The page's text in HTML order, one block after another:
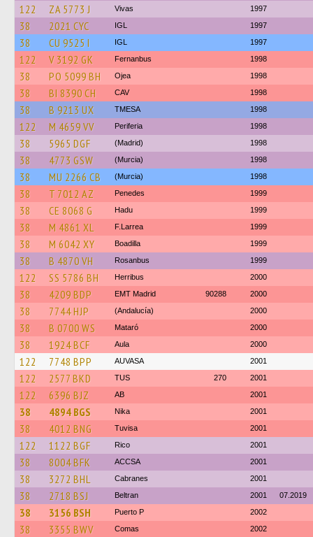
122 ZA 5773 J Vivas 1997
38 2021 CYC IGL 1997
38 CU 9525 I IGL 1997
122 V 3192 GK Fernanbus 1998
38 PO 5099 BH Ojea 1998
38 BI 8390 CH CAV 1998
38 B 9213 UX TMESA 1998
122 M 4659 VV Periferia 1998
38 5965 DGF (Madrid) 1998
38 4773 GSW (Murcia) 1998
38 MU 2266 CB (Murcia) 1998
38 T 7012 AZ Penedes 1999
38 CE 8068 G Hadu 1999
38 M 4861 XL F.Larrea 1999
38 M 6042 XY Boadilla 1999
38 B 4870 VH Rosanbus 1999
122 SS 5786 BH Herribus 2000
38 4209 BDP EMT Madrid 90288 2000
38 7744 HJP (Andalucía) 2000
38 B 0700 WS Mataró 2000
38 1924 BCF Aula 2000
122 7748 BPP AUVASA 2001
122 2577 BKD TUS 270 2001
122 6396 BJZ AB 2001
38 4894 BGS Nika 2001
38 4012 BNG Tuvisa 2001
122 1122 BGF Rico 2001
38 8004 BFK ACCSA 2001
38 3272 BHL Cabranes 2001
38 2718 BSJ Beltran 2001 07.2019
38 3156 BSH Puerto P 2002
38 3355 BWV Comas 2002